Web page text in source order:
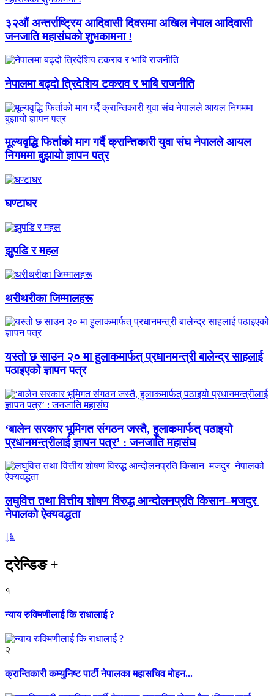
३२औं अन्तर्राष्ट्रिय आदिवासी दिवसमा अखिल नेपाल आदिवासी
जनजाति महासंघको शुभकामना !
नेपालमा बढ्दो त्रिदेशिय टकराव र भाबि राजनीति
मूल्यवृद्धि फिर्ताको माग गर्दै क्रान्तिकारी युवा संघ नेपालले आयल
निगममा बुझायो ज्ञापन पत्र
घण्टाघर
झुपडि र महल
थरीथरीका जिम्मालहरू
यस्तो छ साउन २० मा हुलाकमार्फत् प्रधानमन्त्री बालेन्द्र साहलाई
पठाइएको ज्ञापन पत्र
‘बालेन सरकार भूमिगत संगठन जस्तै, हुलाकमार्फत् पठाइयो
प्रधानमन्त्रीलाई ज्ञापन पत्र’ : जनजाति महासंघ
लघुवित्त तथा वित्तीय शोषण विरुद्ध आन्दोलनप्रति किसान–मजदुर
नेपालको ऐक्यवद्धता
ट्रेन्डिङ+
१
न्याय रुक्मिणीलाई कि राधालाई ?
२
क्रान्तिकारी कम्युनिष्ट पार्टी नेपालका महासचिव मोहन...